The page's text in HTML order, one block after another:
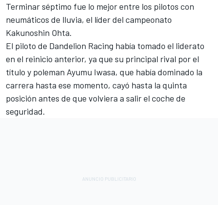
Terminar séptimo fue lo mejor entre los pilotos con
neumáticos de lluvia, el líder del campeonato
Kakunoshin Ohta.
El piloto de Dandelion Racing había tomado el liderato
en el reinicio anterior, ya que su principal rival por el
título y poleman Ayumu Iwasa, que había dominado la
carrera hasta ese momento, cayó hasta la quinta
posición antes de que volviera a salir el coche de
seguridad.